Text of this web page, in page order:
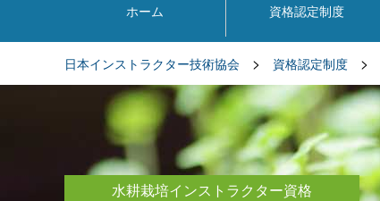
ホーム 資格認定制度
日本インストラクター技術協会 > 資格認定制度 >
水耕栽培インストラクター資格